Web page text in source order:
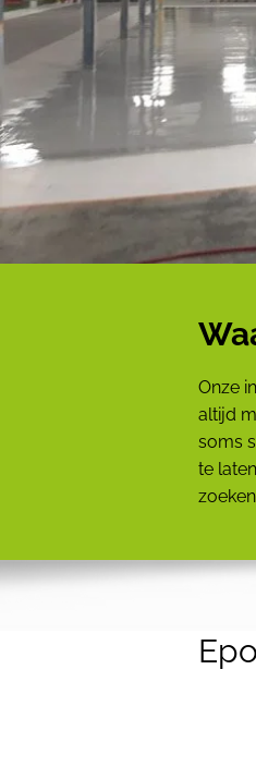
Onze
altijd
soms
te